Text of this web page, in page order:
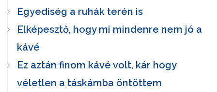
Egyediség a ruhák terén is
Elképesztő, hogy mi mindenre nem jó a
kávé
Ez aztán finom kávé volt, kár hogy
véletlen a táskámba öntöttem